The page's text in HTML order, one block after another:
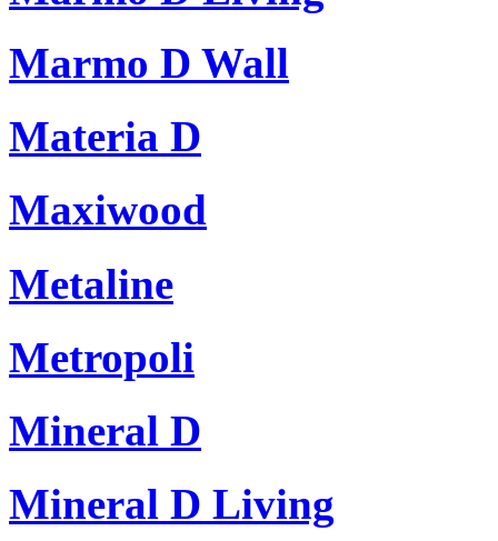
Marmo D Wall
Materia D
Maxiwood
Metaline
Metropoli
Mineral D
Mineral D Living